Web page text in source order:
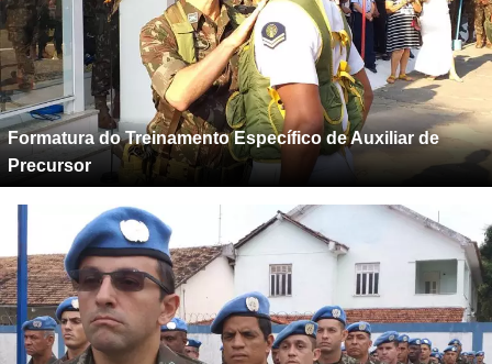
Formatura do Treinamento Específico de Auxiliar de
Precursor